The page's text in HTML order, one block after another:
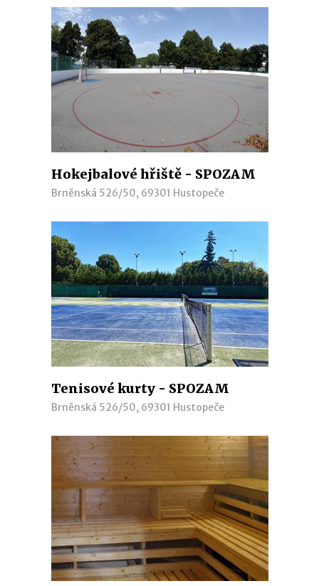
Hokejbalové hřiště - SPOZAM
Brněnská 526/50, 69301 Hustopeče
Tenisové kurty - SPOZAM
Brněnská 526/50, 69301 Hustopeče